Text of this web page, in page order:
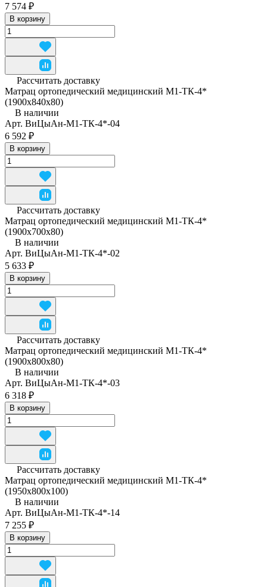
7 574 ₽
В корзину
Рассчитать доставку
Матрац ортопедический медицинский М1-ТК-4*
(1900x840x80)
В наличии
Арт. ВиЦыАн-М1-ТК-4*-04
6 592 ₽
В корзину
Рассчитать доставку
Матрац ортопедический медицинский М1-ТК-4*
(1900х700х80)
В наличии
Арт. ВиЦыАн-М1-ТК-4*-02
5 633 ₽
В корзину
Рассчитать доставку
Матрац ортопедический медицинский М1-ТК-4*
(1900х800х80)
В наличии
Арт. ВиЦыАн-М1-ТК-4*-03
6 318 ₽
В корзину
Рассчитать доставку
Матрац ортопедический медицинский М1-ТК-4*
(1950x800x100)
В наличии
Арт. ВиЦыАн-М1-ТК-4*-14
7 255 ₽
В корзину